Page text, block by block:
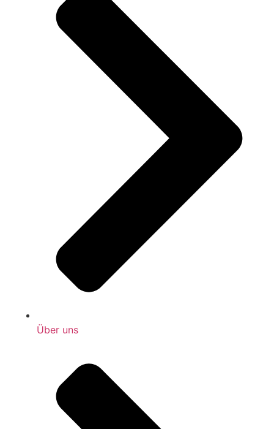
Über uns